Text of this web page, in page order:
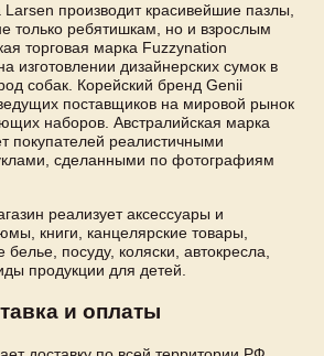
производит красивейшие пазлы,
только ребятишкам, но и взрослым
торговая марка Fuzzynation
изготовлении дизайнерских сумок в
собак. Корейский бренд Genii
поставщиков на мировой рынок
наборов. Австралийская марка
покупателей реалистичными
сделанными по фотографиям
реализует аксессуары и
книги, канцелярские товары,
посуду, коляски, автокресла,
продукции для детей.
и оплаты